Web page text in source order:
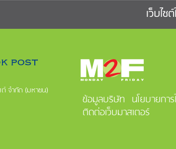
เว็บไซ
จำกัด (มหาชน)
ข้อมูลบริษัท นโยบายกา
ติดต่อเว็บมาสเตอร์